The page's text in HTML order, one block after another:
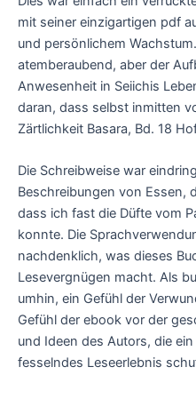
mit seiner einzigartigen pdf
und persönlichem
atemberaubend, aber der
Anwesenheit in Seiichis
daran, dass selbst inmitten
Zärtlichkeit Basara, Bd. 18
Die Schreibweise war
Beschreibungen von Essen,
dass ich fast die Düfte vom
konnte. Die
nachdenklich, was dieses
Lesevergnügen macht. Als
umhin, ein Gefühl der
Gefühl der ebook vor der
und Ideen des Autors, die
fesselndes Leseerlebnis